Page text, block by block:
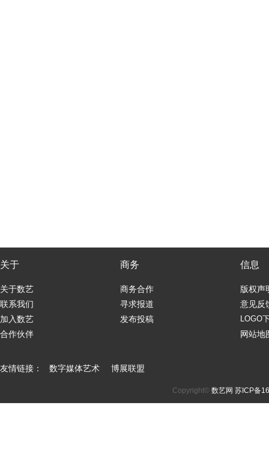
关于
关于数艺
联系我们
加入数艺
合作伙伴
商务
商务合作
寻求报道
发布投稿
信息
版权声
意见反
LOGO
网站地
友情链接： 数字媒体艺术 博展联盟
Copyright© 数艺网 苏ICP备